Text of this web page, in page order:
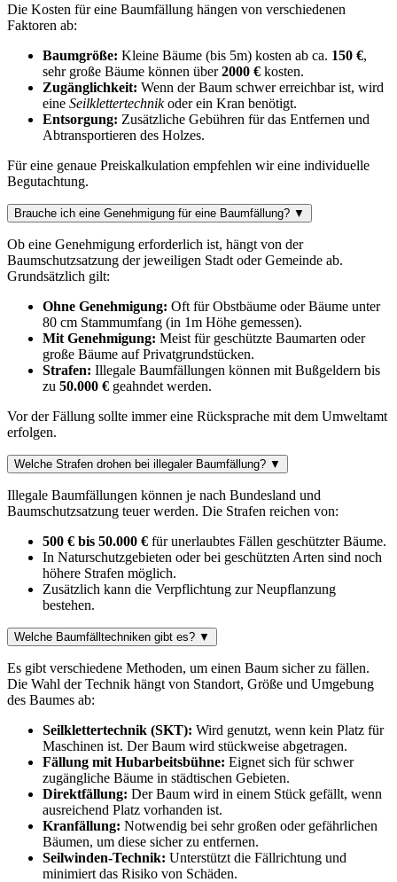
Die Kosten für eine Baumfällung hängen von verschiedenen
Faktoren ab:
Baumgröße: Kleine Bäume (bis 5m) kosten ab ca. 150 €,
sehr große Bäume können über2000 € kosten.
Zugänglichkeit: Wenn der Baum schwer erreichbar ist, wird
eine Seilklettertechnikoder ein Kran benötigt.
Entsorgung: Zusätzliche Gebühren für das Entfernen und
Abtransportieren des Holzes.
Für eine genaue Preiskalkulation empfehlen wir eine individuelle
Begutachtung.
Brauche ich eine Genehmigung für eine Baumfällung? ▼
Ob eine Genehmigung erforderlich ist, hängt von der
Baumschutzsatzung der jeweiligen Stadt oder Gemeinde ab.
Grundsätzlich gilt:
Ohne Genehmigung: Oft für Obstbäume oder Bäume unter
80 cm Stammumfang (in 1m Höhe gemessen).
Mit Genehmigung: Meist für geschützte Baumarten oder
große Bäume auf Privatgrundstücken.
Strafen: Illegale Baumfällungen können mit Bußgeldern bis
zu 50.000 € geahndet werden.
Vor der Fällung sollte immer eine Rücksprache mit dem Umweltamt
erfolgen.
Welche Strafen drohen bei illegaler Baumfällung? ▼
Illegale Baumfällungen können je nach Bundesland und
Baumschutzsatzung teuer werden. Die Strafen reichen von:
500 € bis 50.000 € für unerlaubtes Fällen geschützter Bäume.
In Naturschutzgebieten oder bei geschützten Arten sind noch
höhere Strafen möglich.
Zusätzlich kann die Verpflichtung zur Neupflanzung
bestehen.
Welche Baumfälltechniken gibt es? ▼
Es gibt verschiedene Methoden, um einen Baum sicher zu fällen.
Die Wahl der Technik hängt von Standort, Größe und Umgebung
des Baumes ab:
Seilklettertechnik (SKT): Wird genutzt, wenn kein Platz für
Maschinen ist. Der Baum wird stückweise abgetragen.
Fällung mit Hubarbeitsbühne: Eignet sich für schwer
zugängliche Bäume in städtischen Gebieten.
Direktfällung: Der Baum wird in einem Stück gefällt, wenn
ausreichend Platz vorhanden ist.
Kranfällung: Notwendig bei sehr großen oder gefährlichen
Bäumen, um diese sicher zu entfernen.
Seilwinden-Technik: Unterstützt die Fällrichtung und
minimiert das Risiko von Schäden.